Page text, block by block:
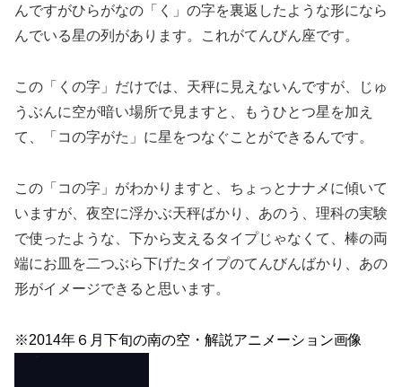
んですがひらがなの「く」の字を裏返したような形になら
んでいる星の列があります。これがてんびん座です。
この「くの字」だけでは、天秤に見えないんですが、じゅ
うぶんに空が暗い場所で見ますと、もうひとつ星を加え
て、「コの字がた」に星をつなぐことができるんです。
この「コの字」がわかりますと、ちょっとナナメに傾いて
いますが、夜空に浮かぶ天秤ばかり、あのう、理科の実験
で使ったような、下から支えるタイプじゃなくて、棒の両
端にお皿を二つぶら下げたタイプのてんびんばかり、あの
形がイメージできると思います。
※2014年６月下旬の南の空・解説アニメーション画像